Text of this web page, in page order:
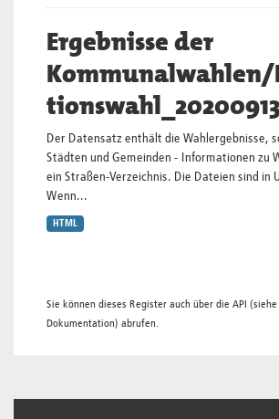
Ergebnisse der
tionswahl_20200913
Der Datensatz enthält die Wahlergebnisse,
Städten und Gemeinden - Informationen zu
ein Straßen-Verzeichnis. Die Dateien sind in
Wenn...
HTML
Sie können dieses Register auch über die API (siehe
Dokumentation) abrufen.